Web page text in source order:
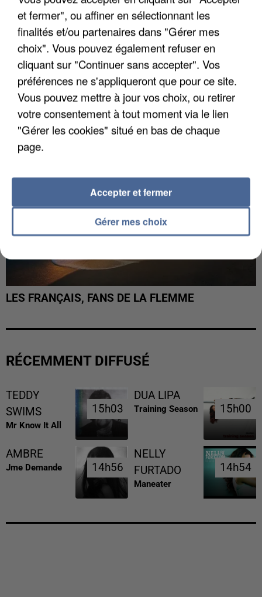
LES DONNÉES DE 300 000 CLIENTS DÉROBÉES À
INTERMARCHÉ APRÈS UNE...
LES FRANÇAIS, FANS DE LA FLEMME
RÉCEMMENT DIFFUSÉ
TEDDY
SWIMS
Mr Know It All
15h03
15h03
DUA LIPA
Training Season 15h00
15h00
AMBRE
Jme Demande 14h56
14h56
NELLY
FURTADO
Maneater
14h54
14h54
et fermer", ou affiner en sélectionnant les
finalités et/ou partenaires dans "Gérer mes
choix". Vous pouvez également refuser en
cliquant sur "Continuer sans accepter". Vos
préférences ne s'appliqueront que pour ce site.
Vous pouvez mettre à jour vos choix, ou retirer
votre consentement à tout moment via le lien
"Gérer les cookies" situé en bas de chaque
page.
Gérer mes choix
Accepter et fermer